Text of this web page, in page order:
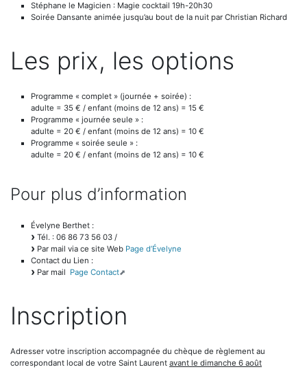
Stéphane le Magicien : Magie cocktail 19h-20h30
Soirée Dansante animée jusqu’au bout de la nuit par Christian Richard
Les prix, les options
Programme « complet » (journée + soirée) :
adulte = 35 € / enfant (moins de 12 ans) = 15 €
Programme « journée seule » :
adulte = 20 € / enfant (moins de 12 ans) = 10 €
Programme « soirée seule » :
adulte = 20 € / enfant (moins de 12 ans) = 10 €
Pour plus d’information
Évelyne Berthet :
Tél. : 06 86 73 56 03 /
Par mail via ce site Web Page d’Évelyne
Contact du Lien :
Par mail Page Contact
Inscription
Adresser votre inscription accompagnée du chèque de règlement au
correspondant local de votre Saint Laurent avant le dimanche 6 août